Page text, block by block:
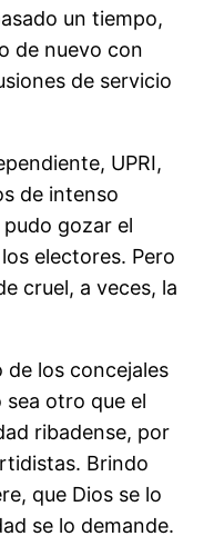
un tiempo,
de nuevo con
de servicio
UPRI,
de intenso
gozar el
electores. Pero
cruel, a veces, la
de los concejales
otro que el
ribadense, por
Brindo
que Dios se lo
se lo demande.